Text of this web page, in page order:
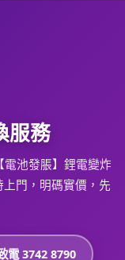
服務
池發脹】鋰電變炸
門，明碼實價，先
電 3742 8790